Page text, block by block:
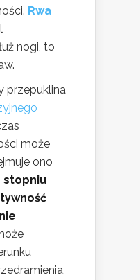
Rwa
nogi, to
przepuklina
może
ono
stopniu